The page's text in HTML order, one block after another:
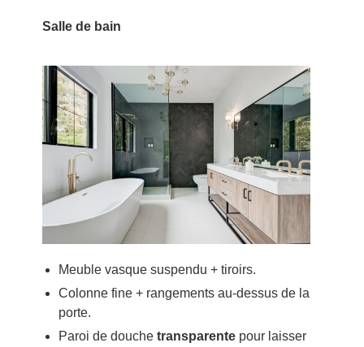
Salle de bain
Meuble vasque suspendu + tiroirs.
Colonne fine + rangements au-dessus de la
porte.
Paroi de douche transparentepour laisser